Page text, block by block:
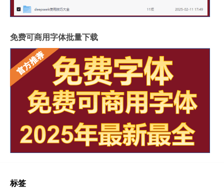
免费可商用字体批量下载
标签